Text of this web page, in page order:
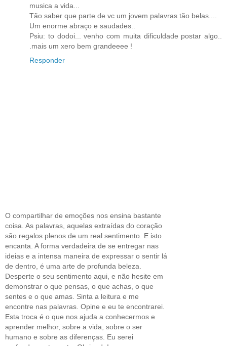
musica a vida...
Tão saber que parte de vc um jovem palavras tão belas....
Um enorme abraço e saudades..
Psiu: to dodoi... venho com muita dificuldade postar algo..
.mais um xero bem grandeeee !
Responder
O compartilhar de emoções nos ensina bastante
coisa. As palavras, aquelas extraídas do coração
são regalos plenos de um real sentimento. E isto
encanta. A forma verdadeira de se entregar nas
ideias e a intensa maneira de expressar o sentir lá
de dentro, é uma arte de profunda beleza.
Desperte o seu sentimento aqui, e não hesite em
demonstrar o que pensas, o que achas, o que
sentes e o que amas. Sinta a leitura e me
encontre nas palavras. Opine e eu te encontrarei.
Esta troca é o que nos ajuda a conhecermos e
aprender melhor, sobre a vida, sobre o ser
humano e sobre as diferenças. Eu serei